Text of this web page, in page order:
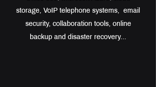
storage, VoIP telephone systems, email
security, collaboration tools, online
backup and disaster recovery...